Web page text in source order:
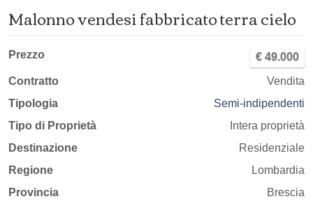
Malonno vendesi fabbricato terra cielo
Prezzo € 49.000
Contratto
Vendita
Tipologia
Semi-indipendenti
Tipo di Proprietà
Intera proprietà
Destinazione
Residenziale
Regione
Lombardia
Provincia
Brescia